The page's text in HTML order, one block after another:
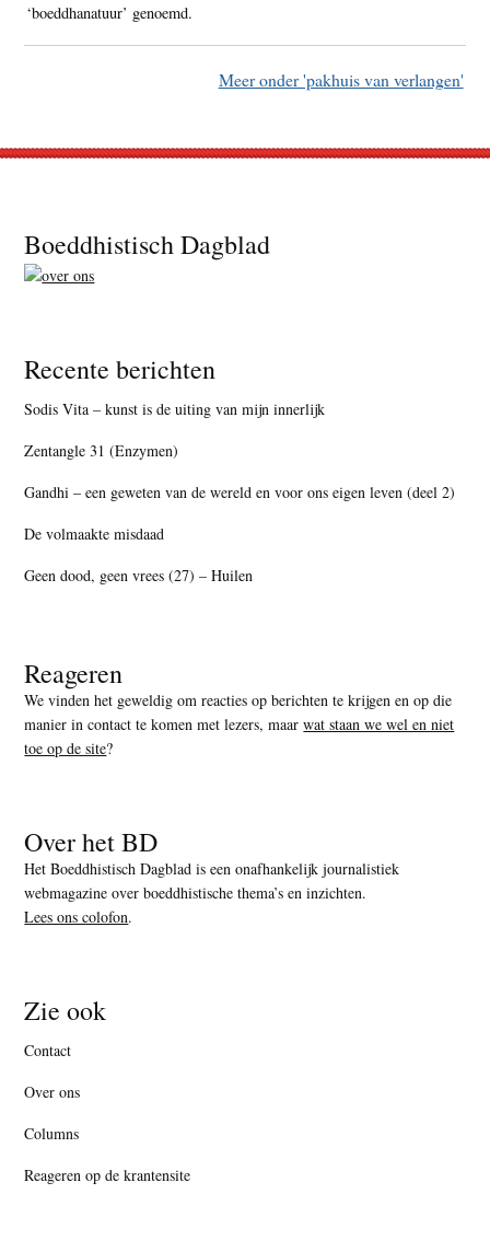
‘boeddhanatuur’ genoemd.
Meer onder 'pakhuis van verlangen'
Footer
Boeddhistisch Dagblad
Recente berichten
Sodis Vita – kunst is de uiting van mijn innerlijk
Zentangle 31 (Enzymen)
Gandhi – een geweten van de wereld en voor ons eigen leven (deel 2)
De volmaakte misdaad
Geen dood, geen vrees (27) – Huilen
Reageren
We vinden het geweldig om reacties op berichten te krijgen en op die
manier in contact te komen met lezers, maarwat staan we wel en niet
toe op de site?
Over het BD
Het Boeddhistisch Dagblad is een onafhankelijk journalistiek
webmagazine over boeddhistische thema’s en inzichten.
Lees ons colofon.
Zie ook
Contact
Over ons
Columns
Reageren op de krantensite